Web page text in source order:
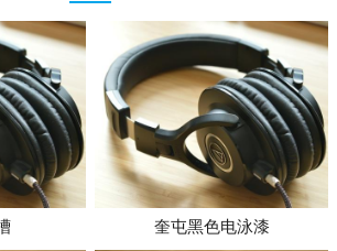
奎屯黑色电泳漆